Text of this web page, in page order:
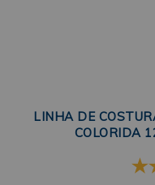
LINHA DE
COLORIDA